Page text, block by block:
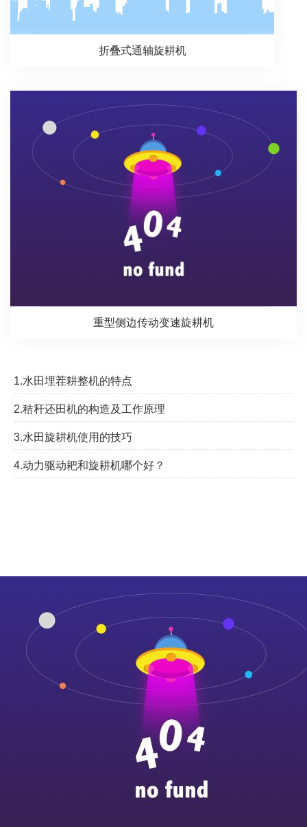
折叠式通轴旋耕机
重型侧边传动变速旋耕机
1.水田埋茬耕整机的特点
2.秸秆还田机的构造及工作原理
3.水田旋耕机使用的技巧
4.动力驱动耙和旋耕机哪个好？